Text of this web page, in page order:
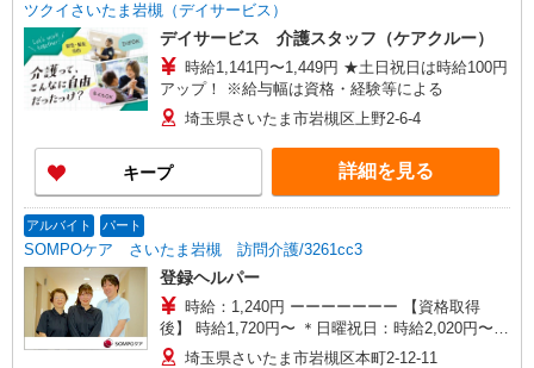
ツクイさいたま岩槻（デイサービス）
デイサービス 介護スタッフ（ケアクルー）
時給1,141円〜1,449円 ★土日祝日は時給100円
アップ！ ※給与幅は資格・経験等による
埼玉県さいたま市岩槻区上野2-6-4
キープ 詳細を見る
アルバイト パート
SOMPOケア さいたま岩槻 訪問介護/3261cc3
登録ヘルパー
時給：1,240円 ーーーーーーー 【資格取得
後】 時給1,720円〜 ＊日曜祝日：時給2,020円〜
ーーーーーーー
埼玉県さいたま市岩槻区本町2-12-11